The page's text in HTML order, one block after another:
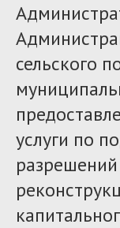
сельского
услуги по
разрешений